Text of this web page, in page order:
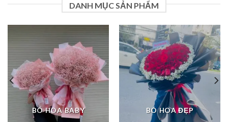
DANH MỤC SẢN PHẨM
BÓ HOA BABY BÓ HOA ĐẸP